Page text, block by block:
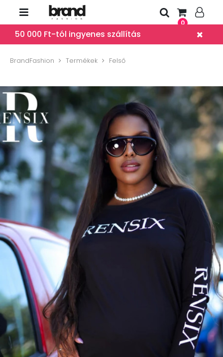
0
50 000 Ft-tól ingyenes szállítás
BrandFashion Termékek Felső